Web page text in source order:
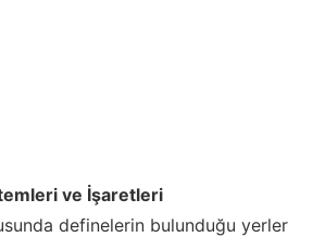
ve İşaretleri
definelerin bulunduğu yerler